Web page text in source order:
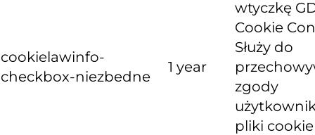
cookielawinfo-
checkbox-niezbedne
1 year
wtyczkę
Cookie
Służy do
zgody
pliki